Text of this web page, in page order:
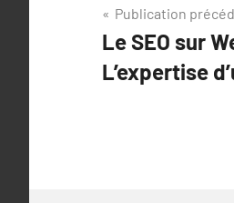
Navigation
de
l’article
Publication
Le SEO sur
L’expertise